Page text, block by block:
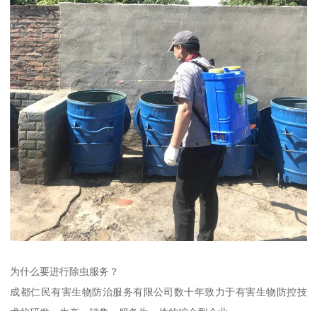
为什么要进行除虫服务？
成都仁民有害生物防治服务有限公司数十年致力于有害生物防控技